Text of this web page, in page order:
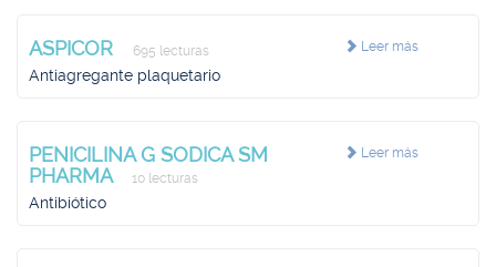
Leer más
ASPICOR 695 lecturas
Antiagregante plaquetario
Leer más
PENICILINA G SODICA SM
PHARMA
10 lecturas
Antibiótico